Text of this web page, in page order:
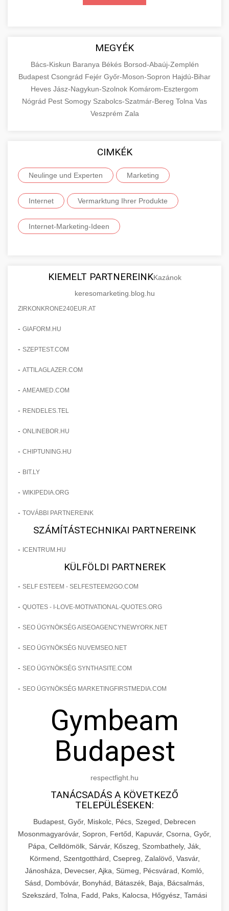
MEGYÉK
Bács-Kiskun Baranya Békés Borsod-Abaúj-Zemplén
Budapest Csongrád Fejér Győr-Moson-Sopron Hajdú-Bihar
Heves Jász-Nagykun-Szolnok Komárom-Esztergom
Nógrád Pest Somogy Szabolcs-Szatmár-Bereg Tolna Vas
Veszprém Zala
CIMKÉK
Neulinge und Experten Marketing
Internet Vermarktung Ihrer Produkte
Internet-Marketing-Ideen
KIEMELT PARTNEREINKKazánok
keresomarketing.blog.hu
ZIRKONKRONE240EUR.AT
- GIAFORM.HU
- SZEPTEST.COM
- ATTILAGLAZER.COM
- AMEAMED.COM
- RENDELES.TEL
- ONLINEBOR.HU
- CHIPTUNING.HU
- BIT.LY
- WIKIPEDIA.ORG
- TOVÁBBI PARTNEREINK
SZÁMÍTÁSTECHNIKAI PARTNEREINK
- ICENTRUM.HU
KÜLFÖLDI PARTNEREK
- SELF ESTEEM - SELFESTEEM2GO.COM
- QUOTES - I-LOVE-MOTIVATIONAL-QUOTES.ORG
- SEO ÜGYNÖKSÉG AISEOAGENCYNEWYORK.NET
- SEO ÜGYNÖKSÉG NUVEMSEO.NET
- SEO ÜGYNÖKSÉG SYNTHASITE.COM
- SEO ÜGYNÖKSÉG MARKETINGFIRSTMEDIA.COM
Gymbeam
Budapest
respectfight.hu
TANÁCSADÁS A KÖVETKEZŐ
TELEPÜLÉSEKEN:
Budapest, Győr, Miskolc, Pécs, Szeged, Debrecen
Mosonmagyaróvár, Sopron, Fertőd, Kapuvár, Csorna, Győr,
Pápa, Celldömölk, Sárvár, Kőszeg, Szombathely, Ják,
Körmend, Szentgotthárd, Csepreg, Zalalövő, Vasvár,
Jánosháza, Devecser, Ajka, Sümeg, Pécsvárad, Komló,
Sásd, Dombóvár, Bonyhád, Bátaszék, Baja, Bácsalmás,
Szekszárd, Tolna, Fadd, Paks, Kalocsa, Hőgyész, Tamási